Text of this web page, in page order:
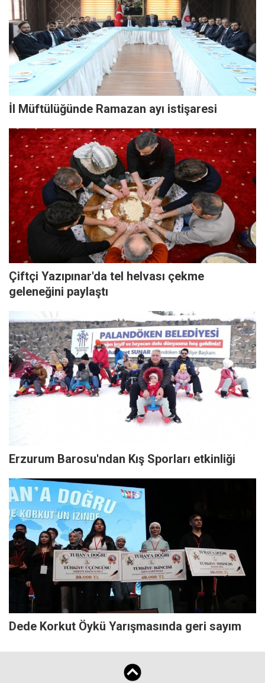
İl Müftülüğünde Ramazan ayı istişaresi
Çiftçi Yazıpınar'da tel helvası çekme
geleneğini paylaştı
Erzurum Barosu'ndan Kış Sporları etkinliği
Dede Korkut Öykü Yarışmasında geri sayım